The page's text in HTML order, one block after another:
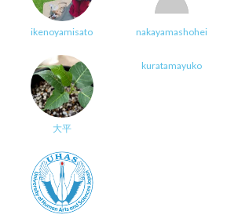
ikenoyamisato nakayamashohei
大平
kuratamayuko